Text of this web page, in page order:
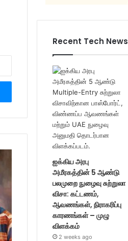
Recent Tech News
ஐக்கிய அரபு
அமீரகத்தின் 5 ஆண்டு
பலமுறை நுழைவு சுற்றுலா
விசா: கட்டணம்,
ஆவணங்கள், நிராகரிப்பு
காரணங்கள் – முழு
விளக்கம்
2 weeks ago